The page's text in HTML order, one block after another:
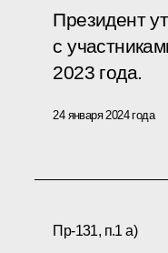
Президент
с
2023 года.
24 января 2024 года
Пр-131, п.1 а)